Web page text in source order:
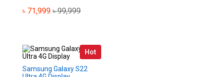
৳ 71,999 ৳ 99,999
Hot
Samsung Galaxy S22